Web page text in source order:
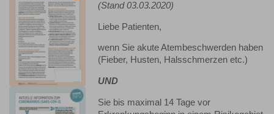
(Stand 03.03.2020)
Liebe Patienten,
wenn Sie akute Atembeschwerden haben
(Fieber, Husten, Halsschmerzen etc.)
UND
Sie bis maximal 14 Tage vor